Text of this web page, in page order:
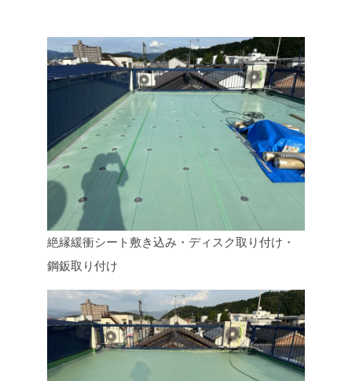
絶縁緩衝シート敷き込み・ディスク取り付け・
鋼鈑取り付け